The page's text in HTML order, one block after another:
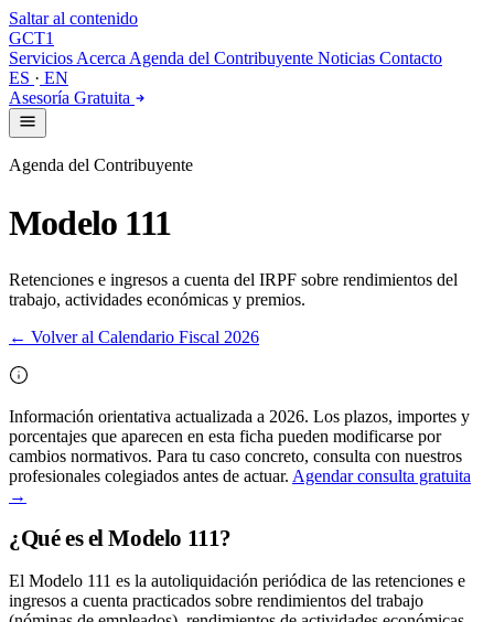
Saltar al contenido
GCT1
Servicios Acerca Agenda del Contribuyente Noticias Contacto
ES · EN
Asesoría Gratuita
Agenda del Contribuyente
Modelo 111
Retenciones e ingresos a cuenta del IRPF sobre rendimientos del
trabajo, actividades económicas y premios.
← Volver al Calendario Fiscal 2026
Información orientativa actualizada a 2026. Los plazos, importes y
porcentajes que aparecen en esta ficha pueden modificarse por
cambios normativos. Para tu caso concreto, consulta con nuestros
profesionales colegiados antes de actuar. Agendar consulta gratuita
→
¿Qué es el Modelo 111?
El Modelo 111 es la autoliquidación periódica de las retenciones e
ingresos a cuenta practicados sobre rendimientos del trabajo